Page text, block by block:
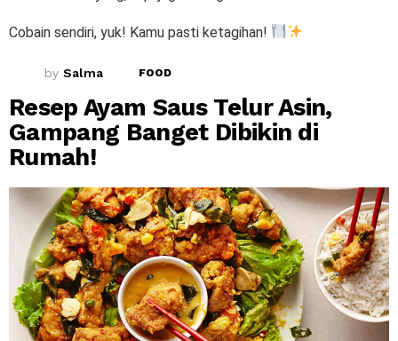
Cobain sendiri, yuk! Kamu pasti ketagihan!
by Salma FOOD
Resep Ayam Saus Telur Asin,
Gampang Banget Dibikin di
Rumah!